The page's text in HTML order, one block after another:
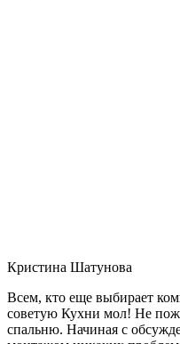
Кристина Шатунова
Всем, кто еще выбирает
советую Кухни мол! Не
спальню. Начиная с